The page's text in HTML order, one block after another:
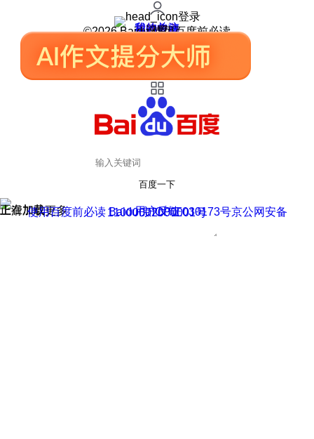
登录
我的关注
我的收藏
皮肤中心
用户反馈
设置
©2026 Baidu 使用百度前必读
百度一下
正在加载
上滑加载更多 用户反馈
使用百度前必读 Baidu 京ICP证030173号
京公网安备11000002000001号